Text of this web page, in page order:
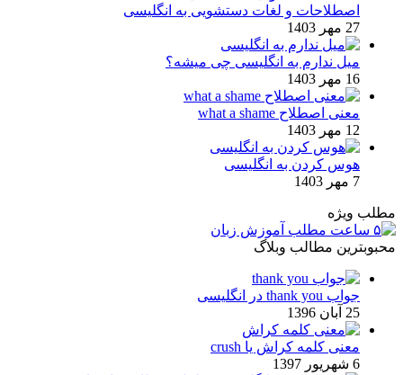
اصطلاحات و لغات دستشویی به انگلیسی
27 مهر 1403
میل ندارم به انگلیسی چی میشه؟
16 مهر 1403
معنی اصطلاح what a shame
12 مهر 1403
هوس کردن به انگلیسی
7 مهر 1403
مطلب ویژه
محبوبترین مطالب وبلاگ
جواب thank you در انگلیسی
25 آبان 1396
معنی کلمه کراش یا crush
6 شهریور 1397